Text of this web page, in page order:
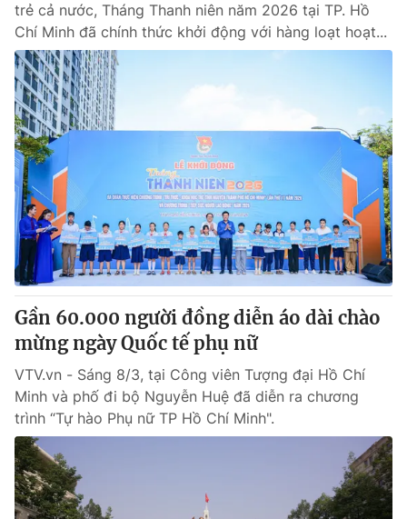
trẻ cả nước, Tháng Thanh niên năm 2026 tại TP. Hồ
Chí Minh đã chính thức khởi động với hàng loạt hoạt...
Gần 60.000 người đồng diễn áo dài chào
mừng ngày Quốc tế phụ nữ
VTV.vn - Sáng 8/3, tại Công viên Tượng đại Hồ Chí
Minh và phố đi bộ Nguyễn Huệ đã diễn ra chương
trình “Tự hào Phụ nữ TP Hồ Chí Minh".